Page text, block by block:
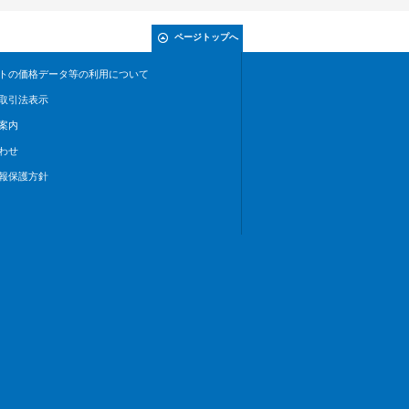
ページトップへ
の価格データ等の利用について
引法表示
内
せ
保護方針